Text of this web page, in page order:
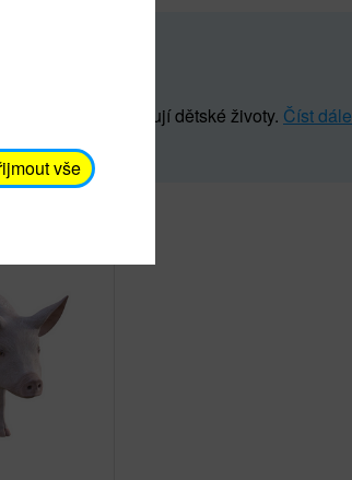
které zachraňují dětské životy. Číst dále
vše